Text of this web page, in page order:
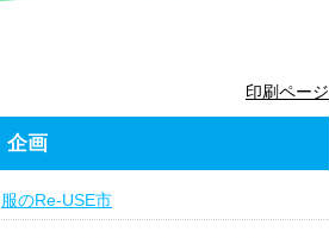
印刷ページ
企画
服のRe-USE市